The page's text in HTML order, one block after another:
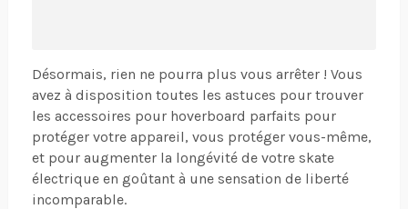
Désormais, rien ne pourra plus vous arrêter ! Vous
avez à disposition toutes les astuces pour trouver
les accessoires pour hoverboard parfaits pour
protéger votre appareil, vous protéger vous-même,
et pour augmenter la longévité de votre skate
électrique en goûtant à une sensation de liberté
incomparable.